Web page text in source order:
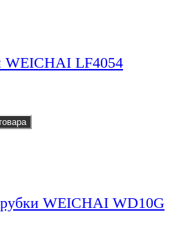
WEICHAI LF4054
WEICHAI WD10G